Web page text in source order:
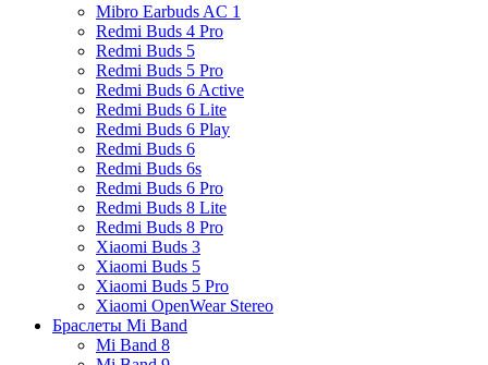
Mibro Earbuds AC 1
Redmi Buds 4 Pro
Redmi Buds 5
Redmi Buds 5 Pro
Redmi Buds 6 Active
Redmi Buds 6 Lite
Redmi Buds 6 Play
Redmi Buds 6
Redmi Buds 6s
Redmi Buds 6 Pro
Redmi Buds 8 Lite
Redmi Buds 8 Pro
Xiaomi Buds 3
Xiaomi Buds 5
Xiaomi Buds 5 Pro
Xiaomi OpenWear Stereo
Браслеты Mi Band
Mi Band 8